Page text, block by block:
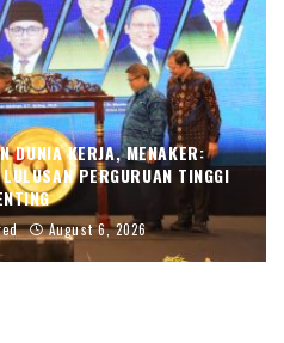
DUNIA KERJA, MENAKER:
PERGURUAN TINGGI
August 6, 2026